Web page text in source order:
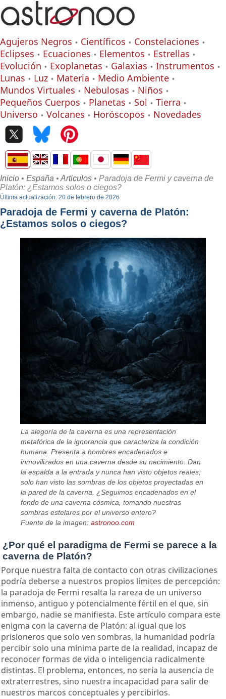
Agujeros Negros Científicos
Constelaciones
Eclipses
Ecuaciones Elementos
Estrellas
Evolución
Exoplanetas Galaxias
Instrumentos
Lunas
Luz Materia
Medio Ambiente
Mundos Virtuales
Nebulosas
Niños
Pequeños Cuerpos
Planetas Sol
Tierra
Universo
Volcanes Horóscopos Novedades
Inicio • España • Articulos • Paradoja de Fermi y caverna de
Platón: ¿Estamos solos o ciegos?
Última actualización: 20 de febrero de 2026
Paradoja de Fermi y caverna de Platón:
¿Estamos solos o ciegos?
La alegoría de la caverna es una representación
metafórica de la ignorancia que caracteriza la condición
humana. Presenta a hombres encadenados e
inmovilizados en una caverna desde su nacimiento. Dan
la espalda a la entrada y nunca han visto objetos reales;
solo han visto las sombras de los objetos proyectadas en
la pared de la caverna. ¿Seguimos encadenados en el
fondo de una caverna cósmica, tomando nuestras
sombras estelares por el universo entero?
Fuente de la imagen:astronoo.com
¿Por qué el paradigma de Fermi se parece a la
caverna de Platón?
Porque nuestra falta de contacto con otras civilizaciones
podría deberse a nuestros propios límites de percepción:
la paradoja de Fermi resalta la rareza de un universo
inmenso, antiguo y potencialmente fértil en el que, sin
embargo, nadie se manifiesta. Este artículo compara este
enigma con la caverna de Platón: al igual que los
prisioneros que solo ven sombras, la humanidad podría
percibir solo una mínima parte de la realidad, incapaz de
reconocer formas de vida o inteligencia radicalmente
distintas. El problema, entonces, no sería la ausencia de
extraterrestres, sino nuestra incapacidad para salir de
nuestros marcos conceptuales y percibirlos.